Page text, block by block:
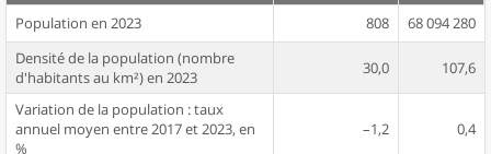
Population en 2023 808
68 094 280
Densité de la population (nombre
d'habitants au km²) en 2023
30,0 107,6
Variation de la population : taux
annuel moyen entre 2017 et 2023, en
%
–1,2 0,4